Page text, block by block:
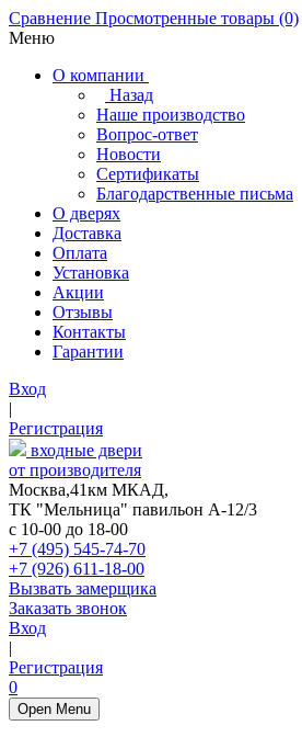
Сравнение Просмотренные товары (0)
Меню
О компании
Назад
Наше производство
Вопрос-ответ
Новости
Сертификаты
Благодарственные письма
О дверях
Доставка
Оплата
Установка
Акции
Отзывы
Контакты
Гарантии
Вход
|
Регистрация
входные двери
от производителя
Москва,41км МКАД,
ТК "Мельница" павильон А-12/3
с 10-00 до 18-00
+7 (495) 545-74-70
+7 (926) 611-18-00
Вызвать замерщика
Заказать звонок
Вход
|
Регистрация
0
Open Menu